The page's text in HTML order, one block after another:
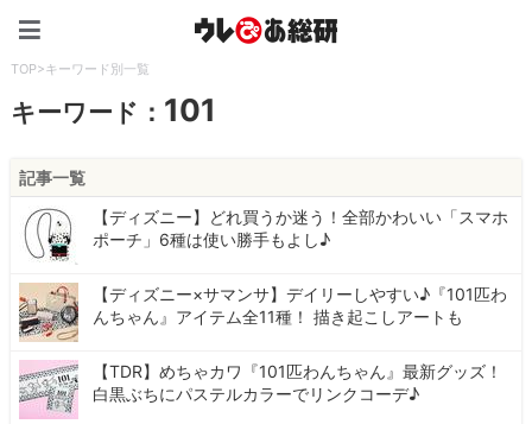
TOP>キーワード別一覧
キーワード： 101
記事一覧
【ディズニー】どれ買うか迷う！全部かわいい「スマホ
ポーチ」6種は使い勝手もよし♪
【ディズニー×サマンサ】デイリーしやすい♪『101匹わ
んちゃん』アイテム全11種！ 描き起こしアートも
【TDR】めちゃカワ『101匹わんちゃん』最新グッズ！
白黒ぶちにパステルカラーでリンクコーデ♪